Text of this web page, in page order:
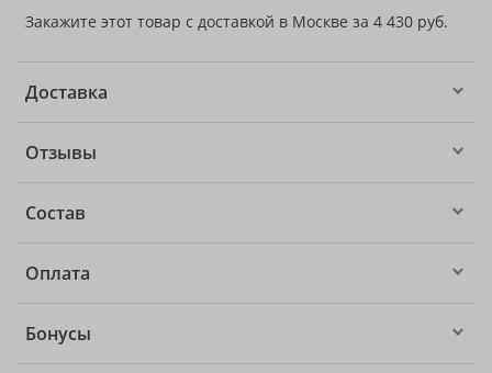
Закажите этот товар с доставкой в Москве за 4 430 руб.
Доставка
Отзывы
Состав
Оплата
Бонусы